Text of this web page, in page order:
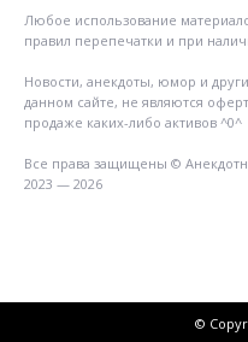
Любое использование
правил перепечатки и при
Новости, анекдоты, юмор и
данном сайте, не являются
продаже каких-либо активов ^0^
Все права защищены ©
2023 — 2026
©